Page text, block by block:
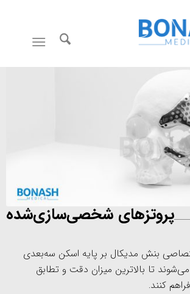
پروتزهای شخصی‌سازی‌شده
بنش مدیکال بر پایه اسکن سه‌بعدی
تا بالاترین میزان دقت و تطابق
کنند.